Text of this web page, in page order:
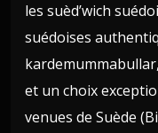
les suèd’wich
suédoises
et un choix
venues de Suède